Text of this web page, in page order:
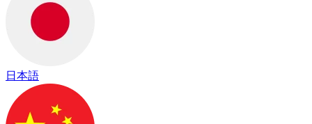
日本語